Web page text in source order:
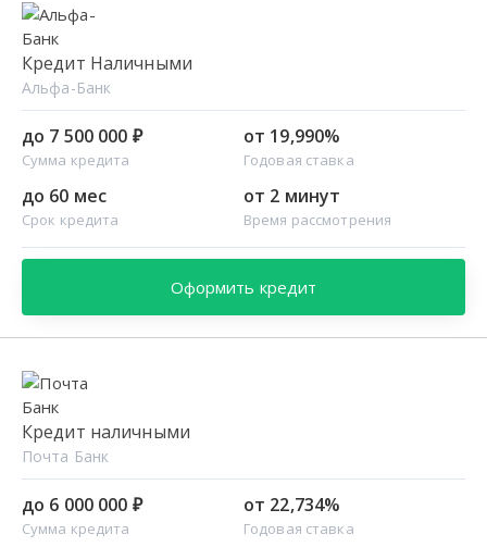
Кредит Наличными
Альфа-Банк
до 7 500 000 ₽
Сумма кредита
от 19,990%
Годовая ставка
до 60 мес
Срок кредита
от 2 минут
Время рассмотрения
Оформить кредит
Кредит наличными
Почта Банк
до 6 000 000 ₽
Сумма кредита
от 22,734%
Годовая ставка